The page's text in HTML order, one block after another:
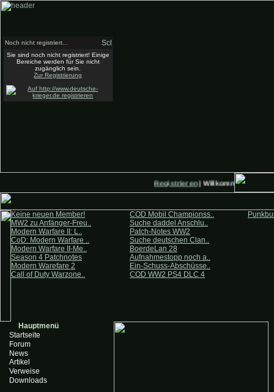
Registrieren| Willkommen auf
Keine neuen Member!
MW2 zu Anfänger-Freu..
Modern Warfare II: L..
CoD: Modern Warfare ..
Modern Warfare II-Me..
Season 4 Patchnotes
Modern Warefare 2
Call of Duty Warzone..
COD Mobil Championss..
Suche daddel Anschlu..
Patch-Notes WW2
Suche deutschen Clan..
BoerdeLan 28
Aufnahmestopp noch a..
Ein-Schuss-Abschüsse..
COD WW2 PS4 DLC 4
Hauptmenü
Startseite
Forum
News
Artikel
Verweise
Downloads
Noch nicht registriert...
Sie sind noch nicht registriert! Einige
Bereiche werden für Sie nicht
zugänglich sein.
Zur Registrierung